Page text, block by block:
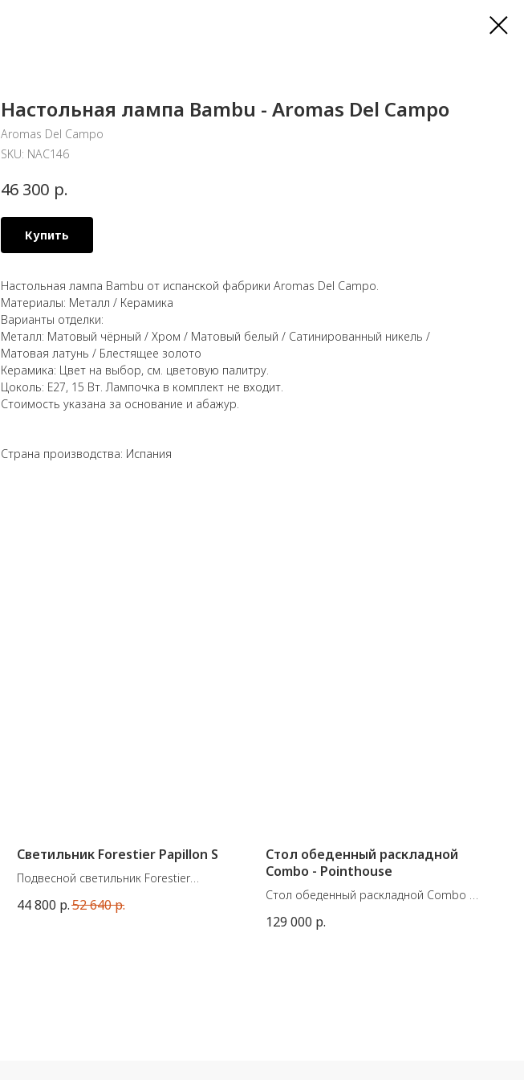
Настольная лампа Bambu - Aromas Del Campo
Aromas Del Campo
SKU: NAC146
46 300 р.
Купить
Настольная лампа Bambu от испанской фабрики Aromas Del Campo.
Материалы: Металл / Керамика
Варианты отделки:
Металл: Матовый чёрный / Хром / Матовый белый / Сатинированный никель /
Матовая латунь / Блестящее золото
Керамика: Цвет на выбор, см. цветовую палитру.
Цоколь: E27, 15 Вт. Лампочка в комплект не входит.
Стоимость указана за основание и абажур.
Страна производства: Испания
Светильник Forestier Papillon S
Подвесной светильник Forestier
Диаметр 56 см, высота 38,4 см
44 800 р.52 640р.
Стол обеденный раскладной
Combo - Pointhouse
Стол обеденный раскладной Combo от
Pointhouse.
129 000 р.